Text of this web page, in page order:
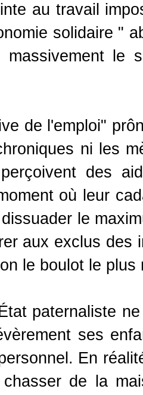
au travail
solidaire "
massivement le
de l'emploi"
ni les
des
où leur
le
aux exclus des
le boulot le
paternaliste
ses
En
de la